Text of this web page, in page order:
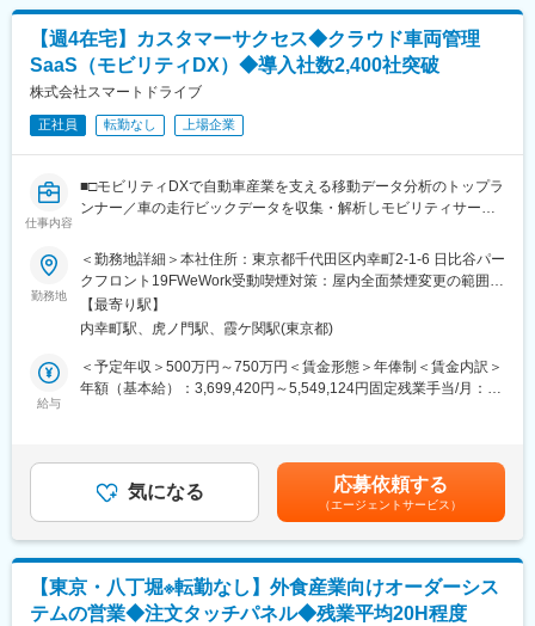
事業は以下の2本柱で展開しています。
・センサー・防犯カメラの開発／製造／販売
・AI画像ソリューションの企画／開発／販売
■求める人物像
・課題解決型の営業に興味がある方
・技術商材に関心を持てる方
・主体的に行動できる方
＿＿＿＿＿＿＿＿
2023年16.4億円 （連結101.4億円）
2024年16.0億円 （連結96.3億円）
【週4在宅】カスタマーサクセス◆クラウド車両管理
SaaS（モビリティDX）◆導入社数2,400社突破
株式会社スマートドライブ
正社員 転勤なし 上場企業
仕事内容
■□モビリティDXで自動車産業を支える移動データ分析のトップラ
ンナー／車の走行ビックデータを収集・解析しモビリティサービ
送車両への導入実績トップクラス□■
※こんな方におススメ
・自己成長を実現しながら、ライフイベントに合わせた働き方を
実現したい
・社会貢献性の高い巨大マーケット×難易度の高いカスタマイズ提
案で顧客への価値貢献を実感したい
運用促進・追加提案等のアップセルニーズの発掘などを一貫して
担って頂きます。
※組織状況やご志向性により、中小企業メインのSMB領域と大手
■業務内容
・お客様のオンボーディングから運用サポートまで、カスタマー
ジャーニー全体に責任を持ち継続してエクスペリエンスの向上に
勤務地
＜勤務地詳細＞本社住所：東京都千代田区内幸町2-1-6 日比谷パー
クフロント19FWeWork受動喫煙対策：屋内全面禁煙変更の範囲：
会社の定める事業所（リモートワーク含む）
【最寄り駅】
内幸町駅、虎ノ門駅、霞ケ関駅(東京都)
給与
＜予定年収＞500万円～750万円＜賃金形態＞年俸制＜賃金内訳＞
年額（基本給）：3,699,420円～5,549,124円固定残業手当/月：
給与補足＞■給与：目標KPIの達成率で評価されます。■ストック
オプション制度：入社後のパフォーマンスに応じて付与賃金はあ
くまでも目安の金額であり、選考を通じて上下する可能性があり
ます。月給(月額)は固定手当を含めた表記です。
気になる 応募依頼する
（エージェントサービス）
【東京・八丁堀※転勤なし】外食産業向けオーダーシス
テムの営業◆注文タッチパネル◆残業平均20H程度